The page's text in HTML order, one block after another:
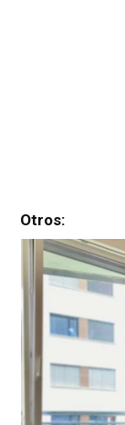
Otros: